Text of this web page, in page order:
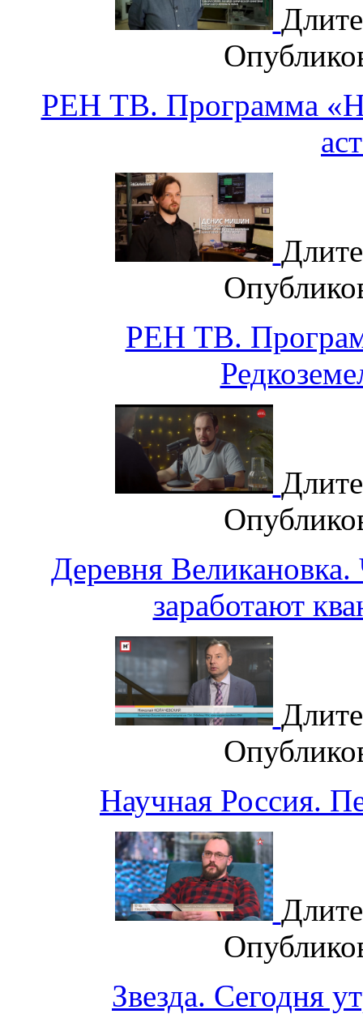
РЕН ТВ. Программа
РЕН ТВ.
Деревня
заработают
Научная Россия.
Звезда. Сегодня